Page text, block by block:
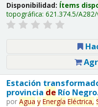
Disponibilidad: Ítems
topográfica: 621.374.5/A282/
Estación
provincia deRío
por Agua y Energía Eléctrica,